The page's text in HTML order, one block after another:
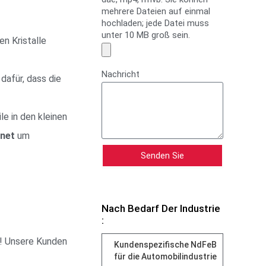
Kristalle
dass die
in den kleinen
um
Kunden
mehrere Dateien auf einmal
hochladen; jede Datei muss
unter 10 MB groß sein.
Nachricht
Senden Sie
Nach Bedarf Der Industrie
:
Kundenspezifische NdFeB
für die Automobilindustrie